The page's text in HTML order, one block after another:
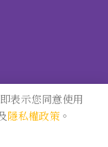
表示您同意使用
隱私權政策 。